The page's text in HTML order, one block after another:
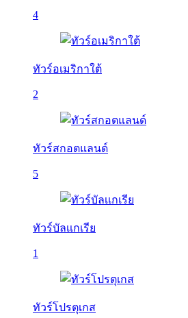
4
ทัวร์อเมริกาใต้
2
ทัวร์สกอตแลนด์
5
ทัวร์บัลเเกเรีย
1
ทัวร์โปรตุเกส